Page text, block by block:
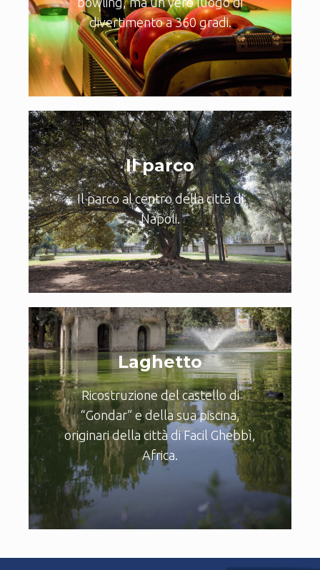
divertimento a 360 gradi.
Il parco
Il parco al centro della città di
Napoli.
Laghetto
Ricostruzione del castello di
“Gondar” e della sua piscina,
originari della città di Facil Ghebbì,
Africa.